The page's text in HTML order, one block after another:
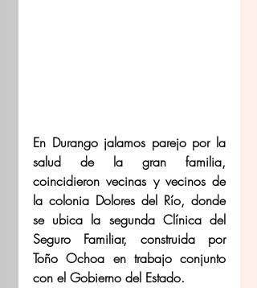
En Durango jalamos parejo por la
salud de la gran familia,
coincidieron vecinas y vecinos de
la colonia Dolores del Río, donde
se ubica la segunda Clínica del
Seguro Familiar, construida por
Toño Ochoa en trabajo conjunto
con el Gobierno del Estado.